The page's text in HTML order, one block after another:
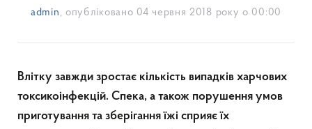
admin , опубліковано 04 червня 2018 року о 00:00
Влітку завжди зростає кількість випадків харчових
токсикоінфекцій. Спека, а також порушення умов
приготування та зберігання їжі сприяє їх